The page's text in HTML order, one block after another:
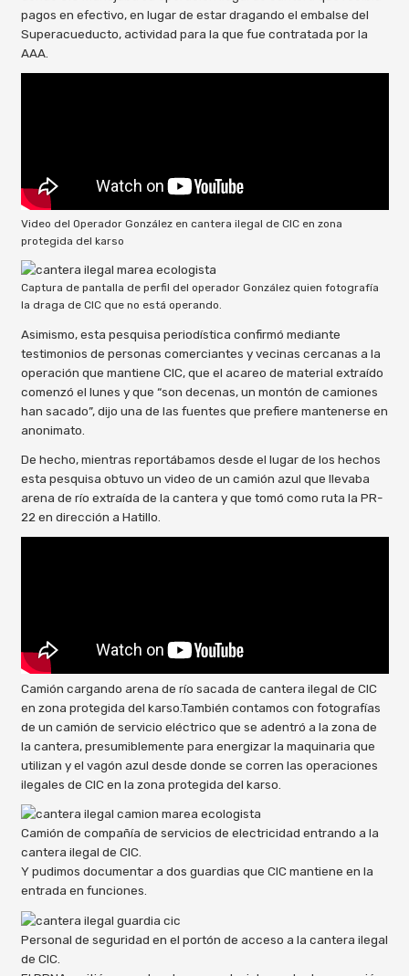
pagos en efectivo, en lugar de estar dragando el embalse del
Superacueducto, actividad para la que fue contratada por la
AAA.
Video del Operador González en cantera ilegal de CIC en zona
protegida del karso
Captura de pantalla de perfil del operador González quien fotografía
la draga de CIC que no está operando.
Asimismo, esta pesquisa periodística confirmó mediante
testimonios de personas comerciantes y vecinas cercanas a la
operación que mantiene CIC, que el acareo de material extraído
comenzó el lunes y que “son decenas, un montón de camiones
han sacado”, dijo una de las fuentes que prefiere mantenerse en
anonimato.
De hecho, mientras reportábamos desde el lugar de los hechos
esta pesquisa obtuvo un video de un camión azul que llevaba
arena de río extraída de la cantera y que tomó como ruta la PR-
22 en dirección a Hatillo.
Camión cargando arena de río sacada de cantera ilegal de CIC
en zona protegida del karso.También contamos con fotografías
de un camión de servicio eléctrico que se adentró a la zona de
la cantera, presumiblemente para energizar la maquinaria que
utilizan y el vagón azul desde donde se corren las operaciones
ilegales de CIC en la zona protegida del karso.
Camión de compañía de servicios de electricidad entrando a la
cantera ilegal de CIC.
Y pudimos documentar a dos guardias que CIC mantiene en la
entrada en funciones.
Personal de seguridad en el portón de acceso a la cantera ilegal
de CIC.